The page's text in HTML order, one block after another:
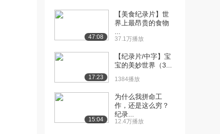
[10] 经典天才争霸战（太
43:31
[11] PBS高分纪录片：探
52:51
[12] PBS高分纪录片：宇
54:53
47:08
【美食纪录片】世
界上最昂贵的食物
37.1万播放
17:23
【纪录片/中字】宝
宝的美妙世界（3...
1384播放
15:04
为什么我拼命工
作，还是这么穷？
纪录...
12.4万播放